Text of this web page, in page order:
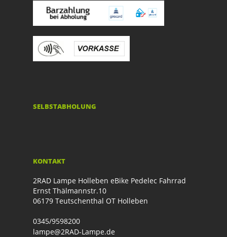
SELBSTABHOLUNG
KONTAKT
2RAD Lampe Holleben eBike Pedelec Fahrrad
Ernst Thälmannstr.10
06179 Teutschenthal OT Holleben
0345/9598200
lampe@2RAD-Lampe.de